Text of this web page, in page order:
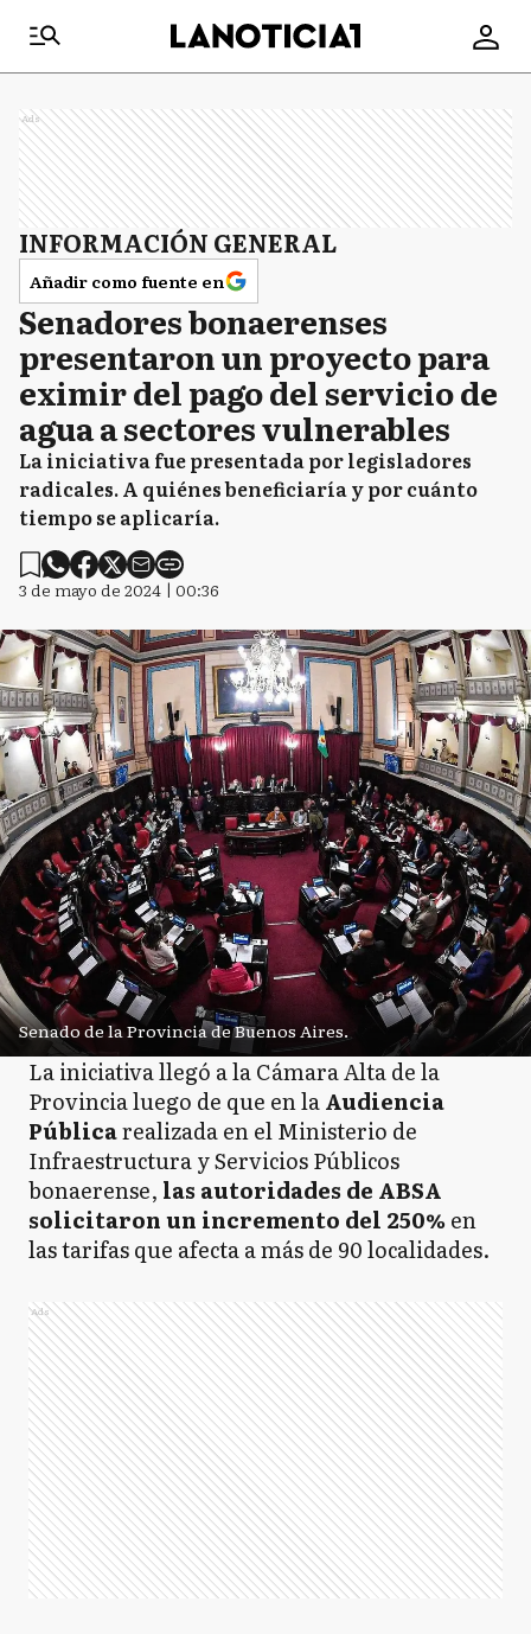
Ads
INFORMACIÓN GENERAL
Añadir como fuente en
Senadores bonaerenses
presentaron un proyecto para
eximir del pago del servicio de
agua a sectores vulnerables
La iniciativa fue presentada por legisladores
radicales. A quiénes beneficiaría y por cuánto
tiempo se aplicaría.
3 de mayo de 2024 | 00:36
Senado de la Provincia de Buenos Aires.
La iniciativa llegó a la Cámara Alta de la
Provincia luego de que en laAudiencia
Públicarealizada en el Ministerio de
Infraestructura y Servicios Públicos
bonaerense, las autoridades de ABSA
solicitaron un incremento del 250%en
las tarifas que afecta a más de 90 localidades.
Ads